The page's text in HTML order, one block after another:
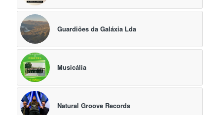
Guardiões da Galáxia Lda
Musicália
Natural Groove Records